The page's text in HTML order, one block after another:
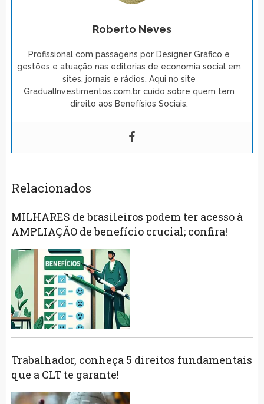
Roberto Neves
Profissional com passagens por Designer Gráfico e
gestões e atuação nas editorias de economia social em
sites, jornais e rádios. Aqui no site
GradualInvestimentos.com.br cuido sobre quem tem
direito aos Benefísios Sociais.
Relacionados
MILHARES de brasileiros podem ter acesso à
AMPLIAÇÃO de benefício crucial; confira!
Trabalhador, conheça 5 direitos fundamentais
que a CLT te garante!